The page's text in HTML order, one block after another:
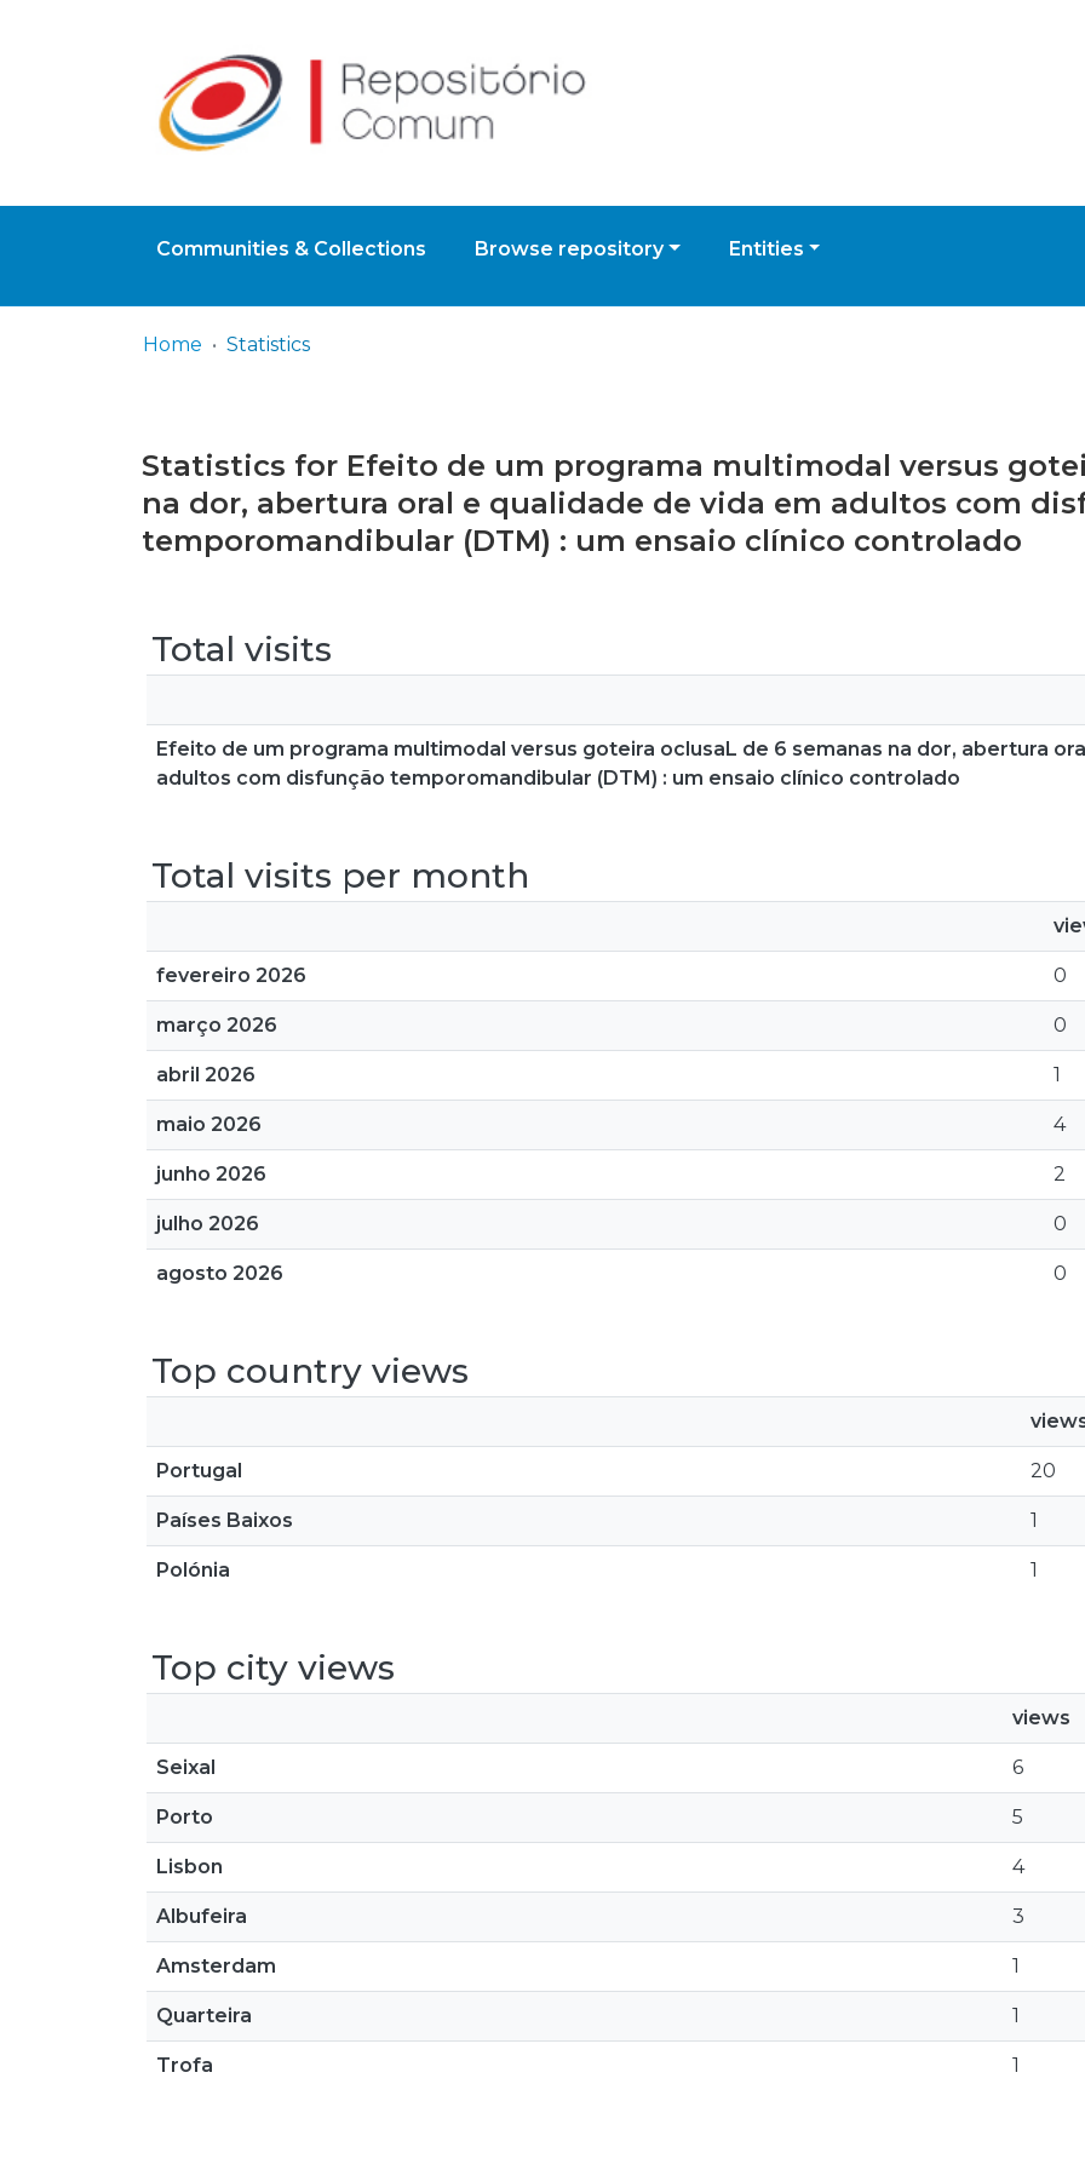
Communities & Collections Browse repository Entities
Home Statistics
Statistics for Efeito de um programa multimodal versus
na dor, abertura oral e qualidade de vida em adultos com
temporomandibular (DTM) : um ensaio clínico controlado
Total visits
Efeito de um programa multimodal versus goteira oclusaL de 6 semanas na dor, abertura
adultos com disfunção temporomandibular (DTM) : um ensaio clínico controlado
Total visits per month
fevereiro 2026 0
março 2026 0
abril 2026 1
maio 2026 4
junho 2026 2
julho 2026 0
agosto 2026 0
Top country views
Portugal 20
Países Baixos 1
Polónia 1
Top city views
views
Seixal 6
Porto 5
Lisbon 4
Albufeira 3
Amsterdam 1
Quarteira 1
Trofa 1